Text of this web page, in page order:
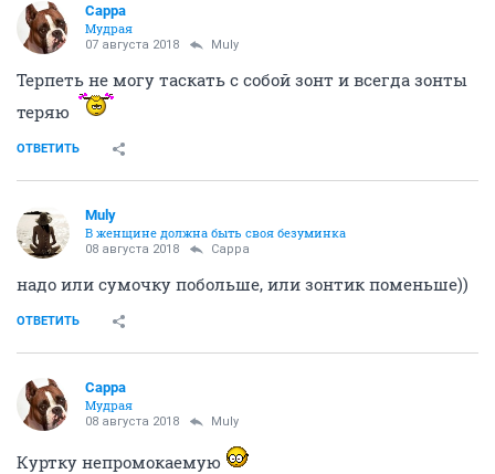
Сарра
Мудрая
07 августа 2018 Muly
Терпеть не могу таскать с собой зонт и всегда зонты
теряю
ОТВЕТИТЬ
Muly
В женщине должна быть своя безyминка
08 августа 2018 Сарра
надо или сумочку побольше, или зонтик поменьше))
ОТВЕТИТЬ
Сарра
Мудрая
08 августа 2018 Muly
Куртку непромокаемую